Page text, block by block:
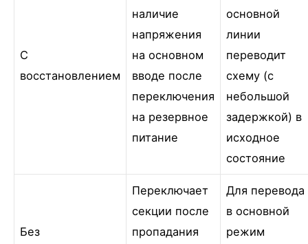
С
восстановлением
наличие
напряжения
на основном
вводе после
переключения
на резервное
питание
основной
линии
переводит
схему (с
небольшой
задержкой) в
исходное
состояние
Без
Переключает
секции после
пропадания
Для перевода
в основной
режим